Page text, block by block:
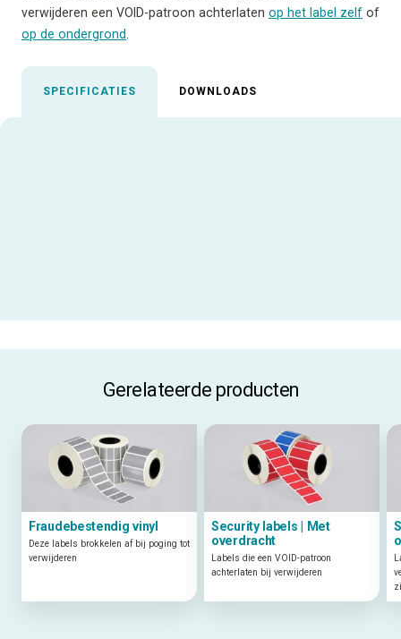
verwijderen een VOID-patroon achterlaten op het label zelf of
op de ondergrond
SPECIFICATIES DOWNLOADS
Gerelateerde producten
Fraudebestendig vinyl
Deze labels brokkelen af bij poging tot
verwijderen
Security labels | Met
overdracht
Labels die een VOID-patroon
achterlaten bij verwijderen